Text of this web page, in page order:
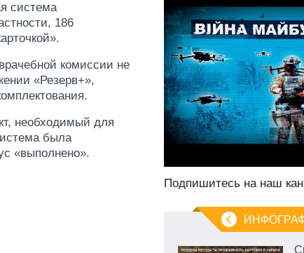
система
186
комиссии не
«Резерв+»,
необходимый для
была
«выполнено».
Подпишитесь на наш